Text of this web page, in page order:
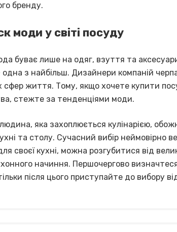
бренду.
моди у світі посуду
буває лише на одяг, взуття та
з найбільш. Дизайнери компаній
сфер життя. Тому, якщо хочете купити
стежте за тенденціями моди.
яка захоплюється кулінарією,
та столу. Сучасний вибір неймовірно
своєї кухні, можна розгубитися від
начиння. Першочергово
після цього приступайте до вибору